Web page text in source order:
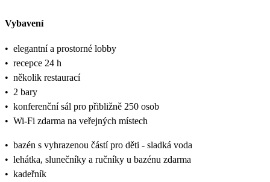
Vybavení
• elegantní a prostorné lobby
• recepce 24 h
• několik restaurací
• 2 bary
• konferenční sál pro přibližně 250 osob
• Wi-Fi zdarma na veřejných místech
• bazén s vyhrazenou částí pro děti - sladká voda
• lehátka, slunečníky a ručníky u bazénu zdarma
• kadeřník